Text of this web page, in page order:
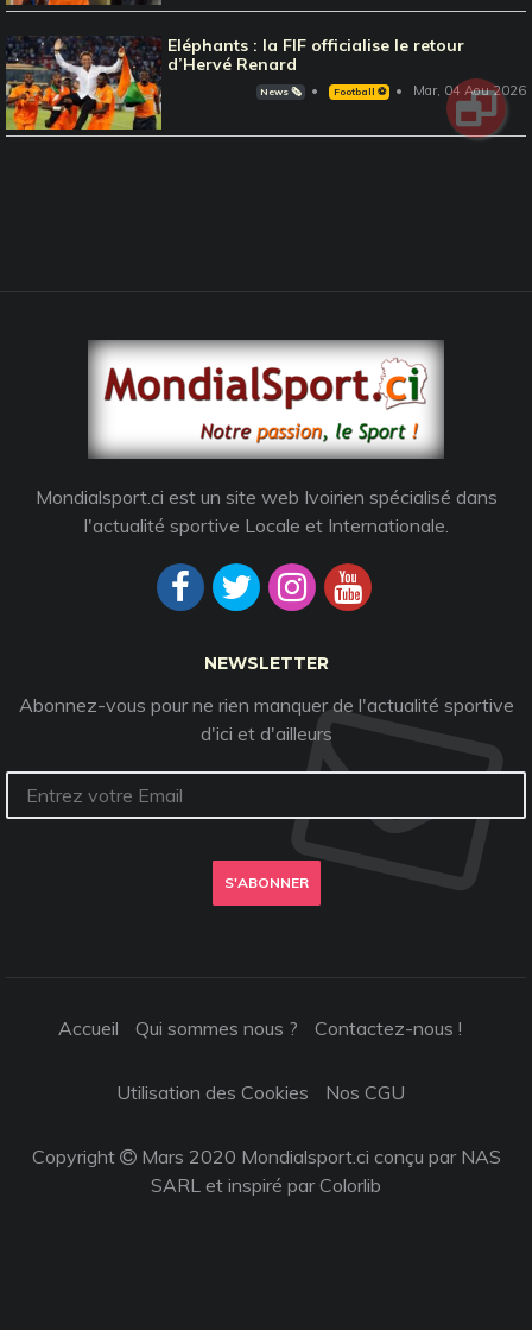
Eléphants : la FIF officialise le retour
d’Hervé Renard
News 🗞️ Football ⚽️ Mar, 04 Aou 2026
Mondialsport.ci est un site web Ivoirien spécialisé dans
l'actualité sportive Locale et Internationale.
NEWSLETTER
Abonnez-vous pour ne rien manquer de l'actualité sportive
d'ici et d'ailleurs
S'ABONNER
Accueil Qui sommes nous ? Contactez-nous !
Utilisation des Cookies Nos CGU
Copyright
Mars 2020 Mondialsport.ci conçu par NAS
SARL et inspiré parColorlib